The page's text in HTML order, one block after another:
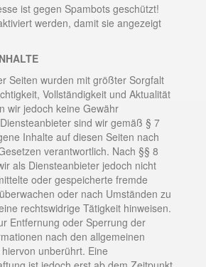
ist gegen Spambots geschützt!
werden, damit sie angezeigt
Seiten wurden mit größter Sorgfalt
Vollständigkeit und Aktualität
wir jedoch keine Gewähr
sind wir gemäß § 7
Inhalte auf diesen Seiten nach
verantwortlich. Nach §§ 8
als Diensteanbieter jedoch nicht
oder gespeicherte fremde
oder nach Umständen zu
rechtswidrige Tätigkeit hinweisen.
Entfernung oder Sperrung der
nach den allgemeinen
unberührt. Eine